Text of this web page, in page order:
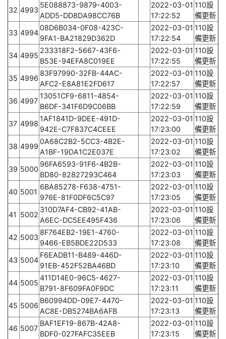
32 4993
5E088873-9879-4003-
ADD5-DD8DA98CC76B
2022-03-01
17:22:52
110設
備更新
33 4994
08D6B034-0F08-423C-
9FA1-BA21829D362D
2022-03-01
17:22:54
110設
備更新
34 4995
233318F2-5667-43F6-
B53E-94EFA8C019EE
2022-03-01
17:22:55
110設
備更新
35 4996
83F97990-32FB-44AC-
AFC2-E8A81E2FD617
2022-03-01
17:22:57
110設
備更新
36 4997
13051CF9-6811-4854-
B6DF-341F6D9C06BB
2022-03-01
17:22:59
110設
備更新
37 4998
1AF1841D-9DEE-491D-
942E-C7F837C4CEEE
2022-03-01
17:23:00
110設
備更新
38 4999
0A68C2B2-5CC3-4B2E-
A1BF-19DA1C2E037E
2022-03-01
17:23:02
110設
備更新
39 5000
96FA6593-91F6-4B2B-
BD80-82827293C464
2022-03-01
17:23:03
110設
備更新
40 5001
6BA85278-F638-4751-
976E-81F0DF6C5C97
2022-03-01
17:23:05
110設
備更新
41 5002
310D7AF4-CB92-41AB-
A6EC-DC5EE495F436
2022-03-01
17:23:06
110設
備更新
42 5003
8F764EB2-19E1-4760-
9466-EB5BDE22D533
2022-03-01
17:23:08
110設
備更新
43 5004
F6EADB11-B489-446D-
91EB-452F52BA46BD
2022-03-01
17:23:10
110設
備更新
44 5005
411D14E0-96C5-4627-
B791-8F609FA0F9DC
2022-03-01
17:23:11
110設
備更新
45 5006
B60994DD-09E7-4470-
AC8E-DB5274BA6AFB
2022-03-01
17:23:13
110設
備更新
46 5007
BAF1EF19-867B-42A8-
BDF0-027FAFC35EEB
2022-03-01
17:23:15
110設
備更新